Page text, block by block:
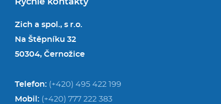
Rychlé kontakty
Zich a spol., s r.o.
Na Štěpníku 32
50304, Černožice
Telefon: (+420) 495 422 199
Mobil: (+420) 777 222 383